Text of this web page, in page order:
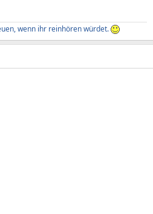
wenn ihr reinhören würdet.